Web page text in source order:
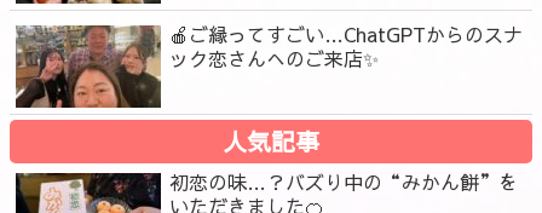
🍎ご縁ってすごい…ChatGPTからのスナ
ック恋さんへのご来店✨
人気記事
初恋の味…？バズり中の“みかん餅”を
いただきました🍊